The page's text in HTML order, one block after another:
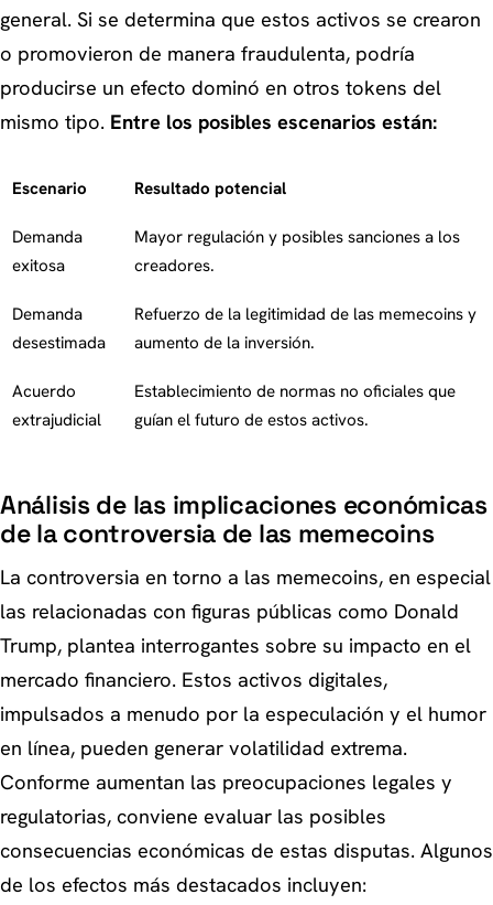
general. Si se determina que estos activos se crearon
o promovieron de manera fraudulenta, podría
producirse un efecto dominó en otros tokens del
mismo tipo. Entre los posibles escenarios están:
Escenario Resultado potencial
Demanda
exitosa
Mayor regulación y posibles sanciones a los
creadores.
Demanda
desestimada
Refuerzo de la legitimidad de las memecoins y
aumento de la inversión.
Acuerdo
extrajudicial
Establecimiento de normas no oficiales que
guían el futuro de estos activos.
Análisis de las implicaciones económicas
de la controversia de las memecoins
La controversia en torno a las memecoins, en especial
las relacionadas con figuras públicas como Donald
Trump, plantea interrogantes sobre su impacto en el
mercado financiero. Estos activos digitales,
impulsados a menudo por la especulación y el humor
en línea, pueden generar volatilidad extrema.
Conforme aumentan las preocupaciones legales y
regulatorias, conviene evaluar las posibles
consecuencias económicas de estas disputas. Algunos
de los efectos más destacados incluyen: